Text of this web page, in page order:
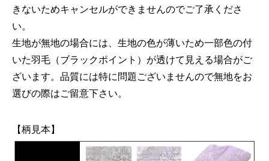
きないためキャンセルができませんのでご了承くださ
い。
生地が無地の場合には、生地の色が薄いため一部色の付
いた羽毛（ブラックポイント）が透けて見える場合がご
ざいます。品質には特に問題ございませんので無地をお
選びの際はご留意下さい。
【柄見本】